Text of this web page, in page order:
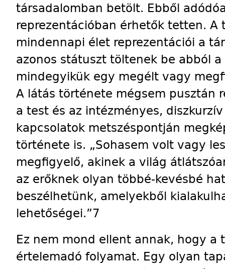
társadalomban betölt. Ebből
reprezentációban érhetők tetten. A
mindennapi élet reprezentációi a
azonos státuszt töltenek be abból
mindegyikük egy megélt vagy
A látás története mégsem pusztán
a test és az intézményes,
kapcsolatok metszéspontján
története is. „Sohasem volt vagy
megfigyelő, akinek a világ
az erőknek olyan többé-kevésbé
beszélhetünk, amelyekből
lehetőségei.”7
Ez nem mond ellent annak, hogy a
értelemadó folyamat. Egy olyan